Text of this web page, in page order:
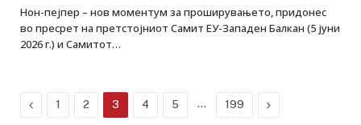
Нон-пејпер – нов моментум за проширувањето, придонес
во пресрет на претстојниот Самит ЕУ-Западен Балкан (5 јуни
2026 г.) и Самитот…
Previous
1 2 3 4 5 … 199 Next